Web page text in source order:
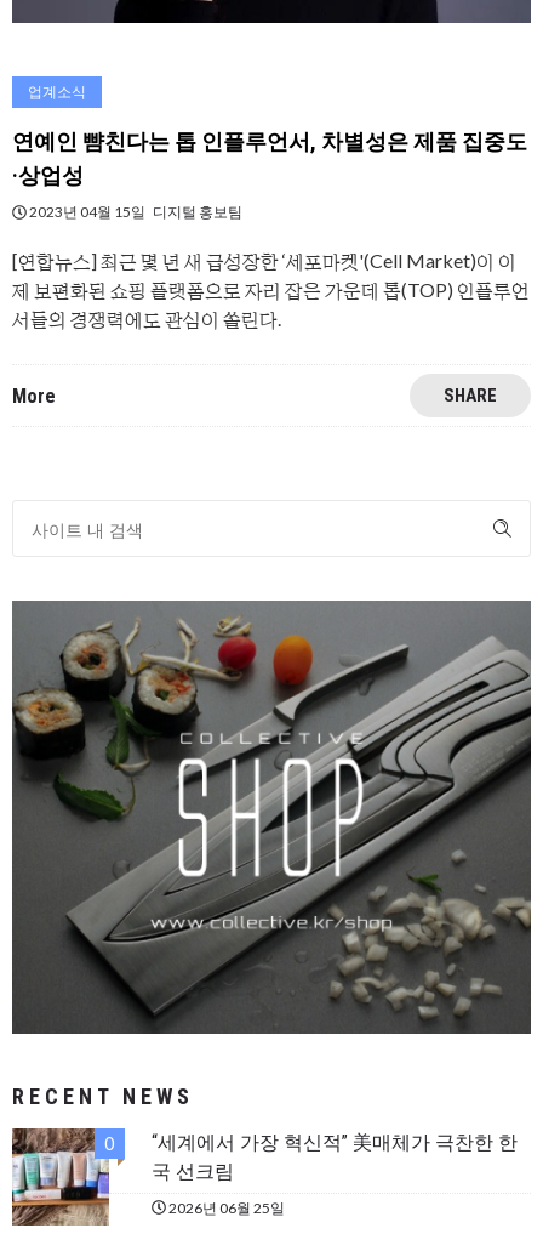
업계소식
연예인 뺨친다는 톱 인플루언서, 차별성은 제품 집중도
·상업성
2023년 04월 15일 디지털 홍보팀
[연합뉴스] 최근 몇 년 새 급성장한 ‘세포마켓'(Cell Market)이 이
제 보편화된 쇼핑 플랫폼으로 자리 잡은 가운데 톱(TOP) 인플루언
서들의 경쟁력에도 관심이 쏠린다.
More SHARE
RECENT NEWS
0
“세계에서 가장 혁신적” 美매체가 극찬한 한
국 선크림
2026년 06월 25일